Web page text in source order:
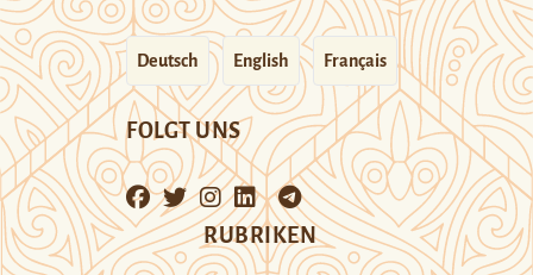
Deutsch English Français
FOLGT UNS
RUBRIKEN